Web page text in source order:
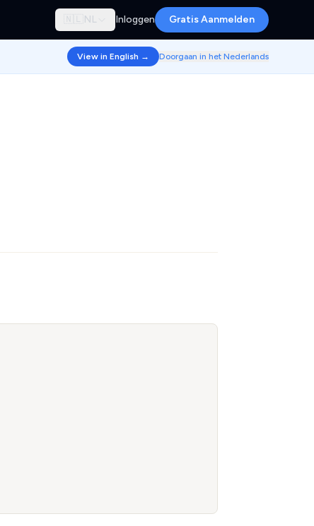
🇳🇱 NL Inloggen Gratis Aanmelden
View in English → Doorgaan in het Nederlands